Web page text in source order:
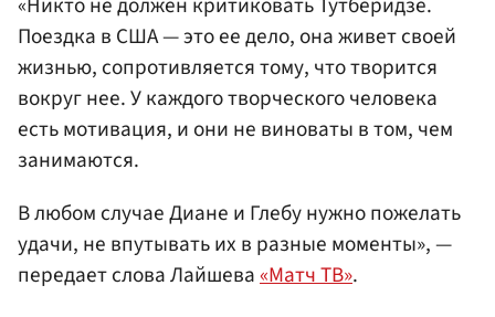
Поездка в США — это ее дело, она живет своей
жизнью, сопротивляется тому, что творится
вокруг нее. У каждого творческого человека
есть мотивация, и они не виноваты в том, чем
занимаются.
В любом случае Диане и Глебу нужно пожелать
удачи, не впутывать их в разные моменты», —
передает слова Лайшева«Матч ТВ».